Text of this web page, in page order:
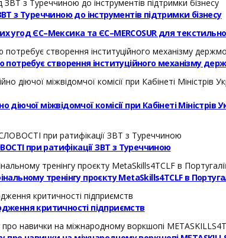
з Туреччиною до інструментів підтримки бізнесу
угод ЄС–Мексика та ЄС–MERCOSUR для
створення інституційного механізму
міжвідомчої комісії при Кабінеті Міністрів
при ратифікації ЗВТ з Туреччиною
тренінгу проєкту MetaSkills4TCLF в
критичності підприємств